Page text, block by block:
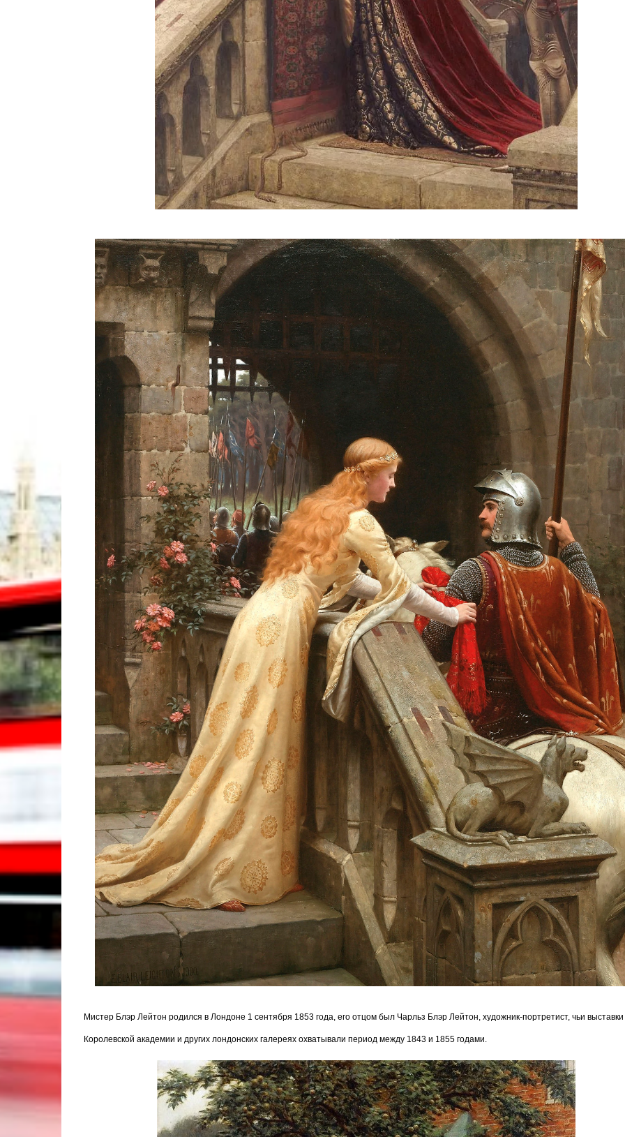
Мистер Блэр Лейтон родился в Лондоне 1 сентября 1853 года, его отцом был Чарльз Блэр Лейтон, художник-портретист, чьи выставки
Королевской академии и других лондонских галереях охватывали период между 1843 и 1855 годами.